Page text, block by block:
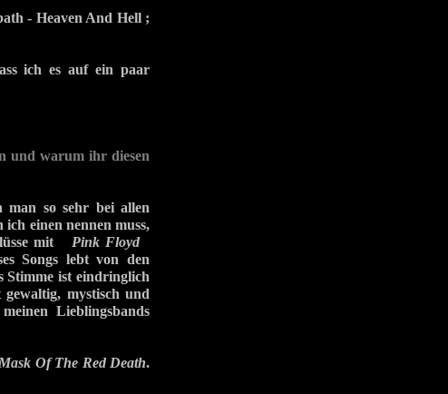
- Heaven And Hell ;
ich es auf ein paar
und warum ihr diesen
man so sehr bei allen
einen nennen muss,
mit Pink Floyd
Songs lebt von den
Stimme ist eindringlich
mystisch und
Lieblingsbands
Mask Of The Red Death.